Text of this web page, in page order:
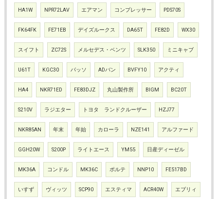
HA1W NPR72LAV エアマン コンプレッサー PDS70S
FK64FK FE71EB デイズルークス DA65T FE82D WX30
スイフト ZC72S メルセデス・ベンツ SLK350 ミニキャブ
U61T KGC30 パッソ ADバン BVFY10 アクティ
HA4 NKR71ED FE83DJZ 丸山製作所 BIGM BC20T
S210V ラジエター トヨタ ランドクルーザー HZJ77
NKR85AN 年末 年始 カローラ NZE141 アルファード
GGH20W S200P ライトエース YM55 日産ディーゼル
MK36A コンドル MK36C ポルテ NNP10 FE517BD
いすず ヴィッツ SCP90 エスティマ ACR40W エブリィ